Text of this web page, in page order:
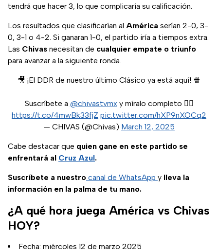
tendrá que hacer 3, lo que complicaría su calificación.
Los resultados que clasificarían al América serían 2-0, 3-
0, 3-1 o 4-2. Si ganaran 1-0, el partido iría a tiempos extra.
Las Chivas necesitan de cualquier empate o triunfo
para avanzar a la siguiente ronda.
🎥 ¡El DDR de nuestro último Clásico ya está aquí! 🍿
Suscríbete a @chivastvmx y míralo completo 👉🏻
https://t.co/4mwBk33fjZ pic.twitter.com/hXP9nXOCq2
— CHIVAS (@Chivas) March 12, 2025
Cabe destacar que quien gane en este partido se
enfrentará al Cruz Azul.
Suscríbete a nuestro canal de WhatsApp y lleva la
información en la palma de tu mano.
¿A qué hora juega América vs Chivas
HOY?
Fecha: miércoles 12 de marzo 2025